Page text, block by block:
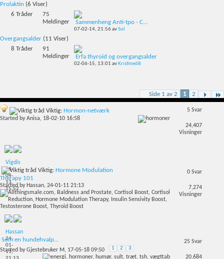
Prolaktin (6 Viser)
6 Tråder
75
Meldinger
Sammenheng Anti-tpo - C...
07-02-14, 21:56avSol
Overgangsalder (11 Viser)
8 Tråder
91
Meldinger
Erfa thyroid og overgangsalder
02-06-15, 13:01 av Kristine68
Side 1 av 2 1 2
Viktig: Hormon-netværk
Started byAnisa, 18-02-10 16:58
5 Svar
24,407
Visninger
Vigdis
18-
04-
13,
15:52
Viktig: Hormone Modulation
Therapy 101
Started by Hassan, 24-01-11 21:13
0 Svar
7,274
Visninger
Hassan
24-
01-
11,
Som en hundehvalp...
Started byGjestebruker M, 17-05-18 09:50 1 2 3
25 Svar
20,684